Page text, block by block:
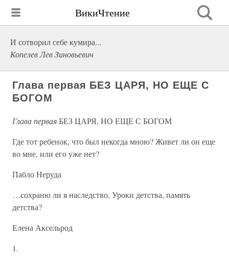
ВикиЧтение
И сотворил себе кумира...
Копелев Лев Зиновьевич
Глава первая БЕЗ ЦАРЯ, НО ЕЩЕ С
БОГОМ
Глава перваяБЕЗ ЦАРЯ, НО ЕЩЕ С БОГОМ
Где тот ребенок, что был некогда мною? Живет ли он еще
во мне, или его уже нет?
Пабло Неруда
…сохраню ли я наследство, Уроки детства, память
детства?
Елена Аксельрод
1.